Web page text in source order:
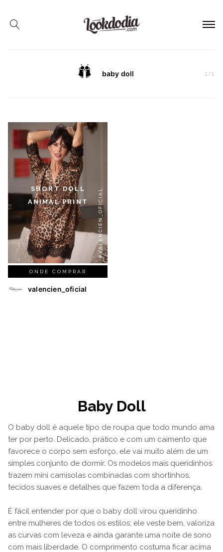
baby doll 1 / 1
SHORT DOLL
ANIMAL PRINT
#VALENCIEN_OFICIAL
ONDE COMPRAR
valencien_oficial
Baby Doll
O baby doll é aquele tipo de roupa que todo mundo ama
ter por perto. Delicado, prático e com um caimento que
favorece o corpo sem esforço, ele vai muito além de um
simples conjunto de dormir. Os modelos mais queridinhos
trazem mini camisolas combinadas com shortinhos,
tecidos suaves e detalhes que fazem toda a diferença.
É fácil entender por que o baby doll virou queridinho
entre mulheres de todos os estilos: ele veste bem, valoriza
as curvas com leveza e ainda garante uma noite de sono
com mais liberdade. O comprimento costuma ficar acima